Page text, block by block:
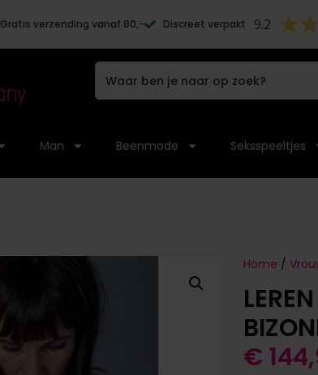
Gratis verzending vanaf 80,- Discreet verpakt 9.2
Man Beenmode Seksspeeltjes
Home /
€